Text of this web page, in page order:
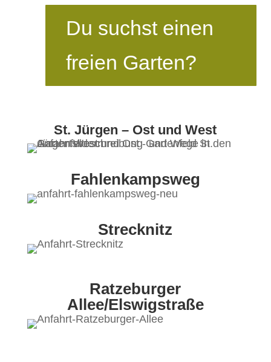
Du suchst einen
freien Garten?
St. Jürgen – Ost und West
Fahlenkampsweg
Strecknitz
Ratzeburger
Allee/Elswigstraße